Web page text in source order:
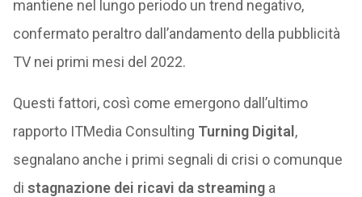
mantiene nel lungo periodo un trend negativo,
confermato peraltro dall’andamento della pubblicità
TV nei primi mesi del 2022.
Questi fattori, così come emergono dall’ultimo
rapporto ITMedia Consulting Turning Digital ,
segnalano anche i primi segnali di crisi o comunque
di stagnazione dei ricavi da streaminga